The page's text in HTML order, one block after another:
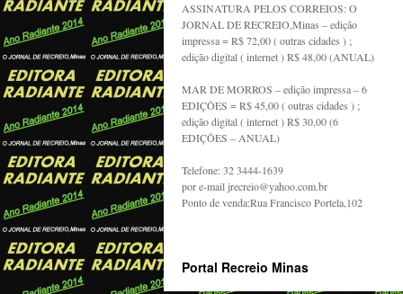
ASSINATURA PELOS CORREIOS: O
JORNAL DE RECREIO,Minas – edição
impressa = R$ 72,00 ( outras cidades ) ;
edição digital ( internet ) R$ 48,00 (ANUAL)
MAR DE MORROS – edição impressa – 6
EDIÇÕES = R$ 45,00 ( outras cidades ) ;
edição digital ( internet ) R$ 30,00 (6
EDIÇÕES – ANUAL)
Telefone: 32 3444-1639
por e-mail jrecreio@yahoo.com.br
Ponto de venda:Rua Francisco Portela,102
Portal Recreio Minas